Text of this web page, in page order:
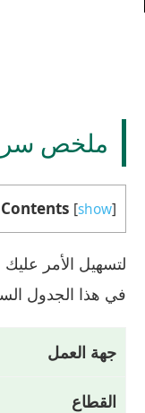
ملخص
Contents [show]
لتسهيل الأمر
في هذا الجدول
جهة العمل
القطاع